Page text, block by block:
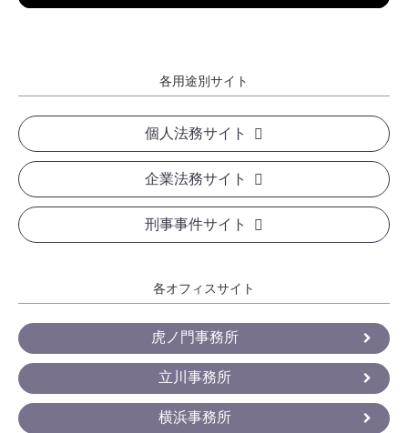
各用途別サイト
個人法務サイト
企業法務サイト
刑事事件サイト
各オフィスサイト
虎ノ門事務所
立川事務所
横浜事務所